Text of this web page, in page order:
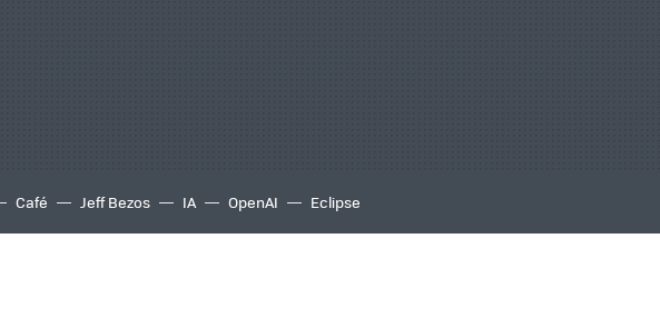
Café Jeff Bezos IA OpenAI Eclipse